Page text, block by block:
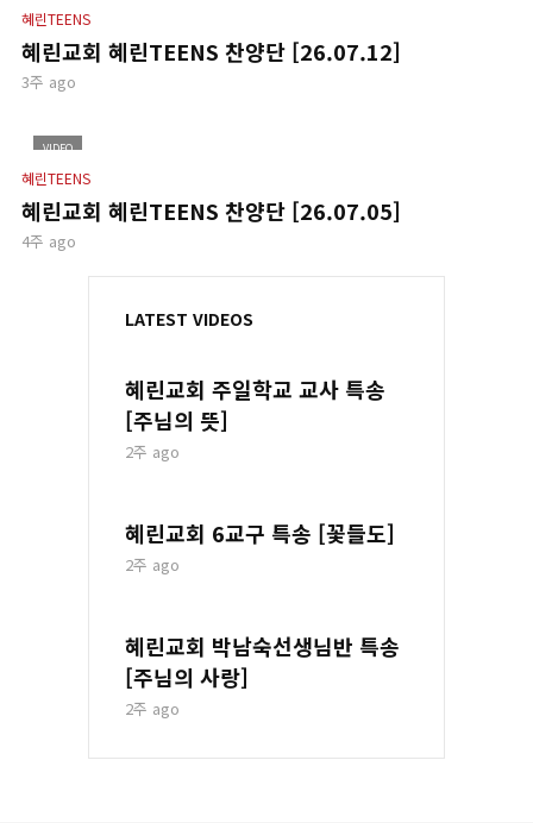
혜린TEENS
혜린교회 혜린TEENS 찬양단 [26.07.12]
3주 ago
VIDEO
혜린TEENS
혜린교회 혜린TEENS 찬양단 [26.07.05]
4주 ago
LATEST VIDEOS
혜린교회 주일학교 교사 특송
[주님의 뜻]
2주 ago
혜린교회 6교구 특송 [꽃들도]
2주 ago
혜린교회 박남숙선생님반 특송
[주님의 사랑]
2주 ago